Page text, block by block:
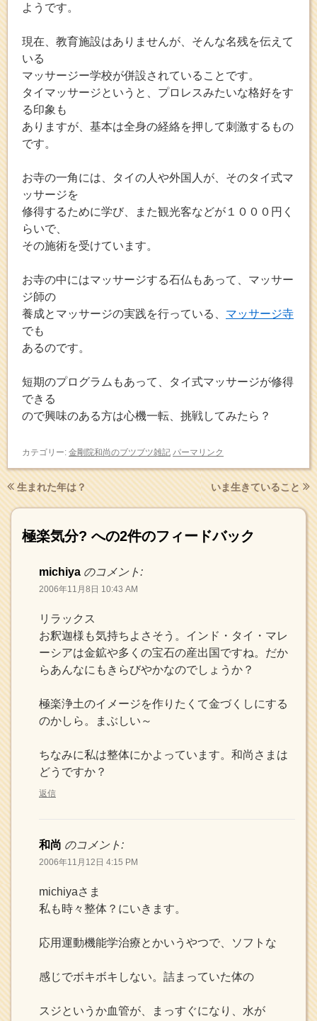
ようです。
現在、教育施設はありませんが、そんな名残を伝えて
いる
マッサージー学校が併設されていることです。
タイマッサージというと、プロレスみたいな格好をす
る印象も
ありますが、基本は全身の経絡を押して刺激するもの
です。
お寺の一角には、タイの人や外国人が、そのタイ式マ
ッサージを
修得するために学び、また観光客などが１０００円く
らいで、
その施術を受けています。
お寺の中にはマッサージする石仏もあって、マッサー
ジ師の
養成とマッサージの実践を行っている、 マッサージ寺
でも
あるのです。
短期のプログラムもあって、タイ式マッサージが修得
できる
ので興味のある方は心機一転、挑戦してみたら？
カテゴリー: 金剛院和尚のブツブツ雑記 パーマリンク
生まれた年は？ いま生きていること
極楽気分? への2件のフィードバック
michiya のコメント:
2006年11月8日 10:43 AM
リラックス
お釈迦様も気持ちよさそう。インド・タイ・マレ
ーシアは金鉱や多くの宝石の産出国ですね。だか
らあんなにもきらびやかなのでしょうか？
極楽浄土のイメージを作りたくて金づくしにする
のかしら。まぶしい～
ちなみに私は整体にかよっています。和尚さまは
どうですか？
返信
和尚 のコメント:
2006年11月12日 4:15 PM
michiyaさま
私も時々整体？にいきます。
応用運動機能学治療とかいうやつで、ソフトな
感じでボキボキしない。詰まっていた体の
スジというか血管が、まっすぐになり、水が